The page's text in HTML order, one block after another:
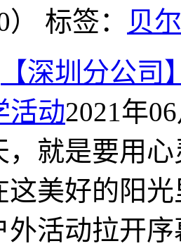
标签：
贝
深圳分公司
活动2021年
，就是要用
这美好的阳
外活动拉开